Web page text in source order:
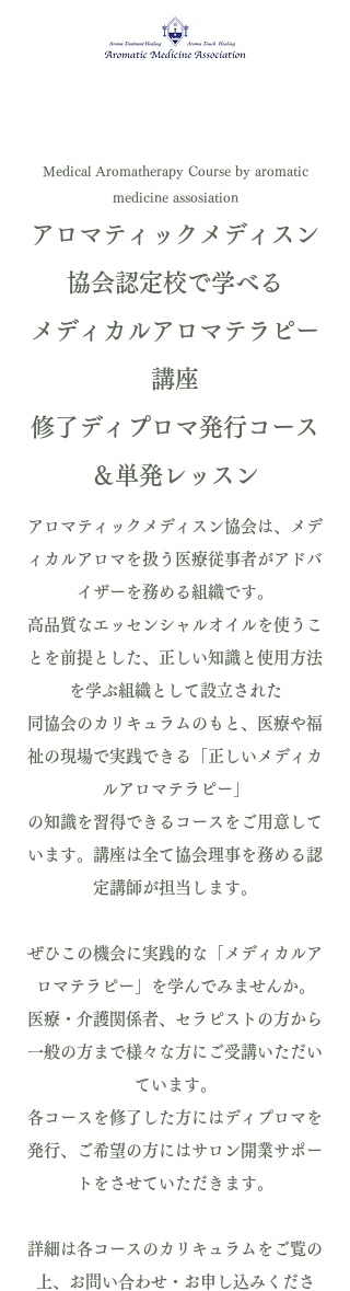
Medical Aromatherapy Course by aromatic
medicine assosiation
アロマティックメディスン
協会認定校で学べる
メディカルアロマテラピー​
講座
修了ディプロマ発行​コース
＆単発レッスン
​アロマティックメディスン協会は、メデ
ィカルアロマを扱う医療従事者がアドバ
イザーを務める組織です。
高品質なエッセンシャルオイルを使うこ
とを前提とした、正しい知識と使用方法
を学ぶ組織として設立された
同協会のカリキュラムのもと、医療や福
祉の現場で実践できる「正しいメディカ
ルアロマテラピー」
の知識を習得できるコースをご用意して
います。講座は全て協会理事を務める認
定講師が担当します。
ぜひこの機会に実践的な「メディカルア
ロマテラピー」を学んでみませんか。
医療・介護関係者、セラピストの方から
一般の方まで様々な方にご受講いただい
ています。
各コースを修了した方にはディプロマを
発行、ご希望の方にはサロン開業サポー
トをさせていただきます。
​詳細は各コースのカリキュラムをご覧の
上、お問い合わせ・お申し込みくださ